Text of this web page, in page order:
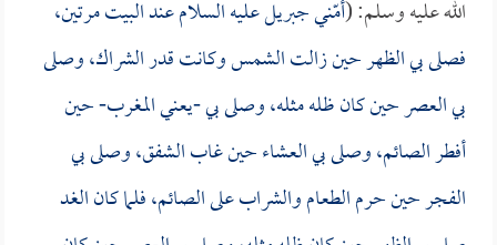
الله عليه وسلم: (أمّني جبريل عليه السلام عند البيت مرتين،
فصلى بي الظهر حين زالت الشمس وكانت قدر الشراك، وصلى
بي العصر حين كان ظله مثله، وصلى بي -يعني المغرب- حين
أفطر الصائم، وصلى بي العشاء حين غاب الشفق، وصلى بي
الفجر حين حرم الطعام والشراب على الصائم، فلما كان الغد